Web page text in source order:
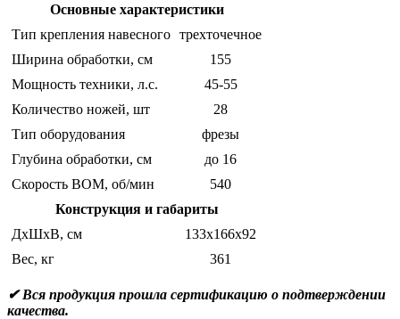
Основные характеристики
Тип крепления навесного трехточечное
Ширина обработки, см
155
Мощность техники, л.с.
45-55
Количество ножей, шт
28
Тип оборудования
фрезы
Глубина обработки, см
до 16
Скорость ВОМ, об/мин
540
Конструкция и габариты
ДхШхВ, см
133х166х92
Вес, кг
361
✔ Вся продукция прошла сертификацию о подтверждении
качества.